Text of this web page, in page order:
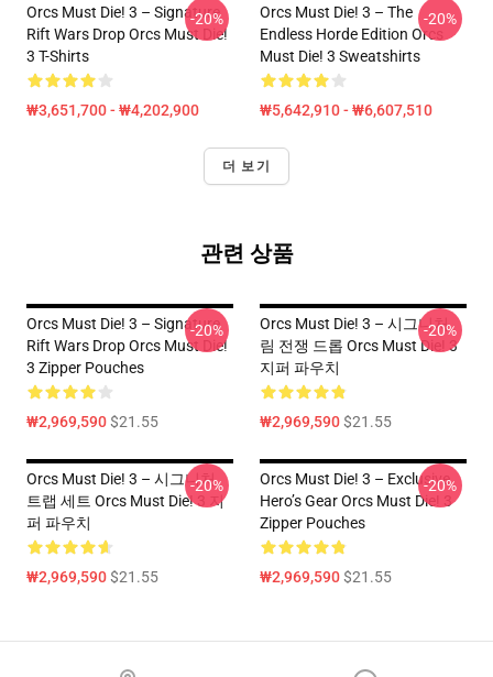
Orcs Must Die! 3 – Signature
Rift Wars Drop Orcs Must Die!
3 T-Shirts
₩3,651,700 - ₩4,202,900
-20%
Orcs Must Die! 3 – The
Endless Horde Edition Orcs
Must Die! 3 Sweatshirts
₩5,642,910 - ₩6,607,510
-20%
더 보기
관련 상품
Orcs Must Die! 3 – Signature
Rift Wars Drop Orcs Must Die!
3 Zipper Pouches
₩2,969,590$21.55
-20%
Orcs Must Die! 3 – 시그니처
림 전쟁 드롭 Orcs Must Die! 3
지퍼 파우치
₩2,969,590$21.55
-20%
Orcs Must Die! 3 – 시그니처
트랩 세트 Orcs Must Die! 3 지
퍼 파우치
₩2,969,590$21.55
-20%
Orcs Must Die! 3 – Exclusive
Hero’s Gear Orcs Must Die! 3
Zipper Pouches
₩2,969,590$21.55
-20%